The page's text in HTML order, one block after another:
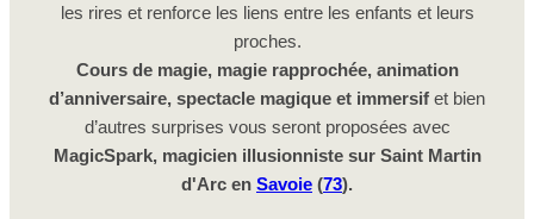
les rires et renforce les liens entre les enfants et leurs
proches.
Cours de magie, magie rapprochée, animation
d’anniversaire, spectacle magique et immersif et bien
d’autres surprises vous seront proposées avec
MagicSpark, magicien illusionniste sur Saint Martin
d'Arc en Savoie (73).